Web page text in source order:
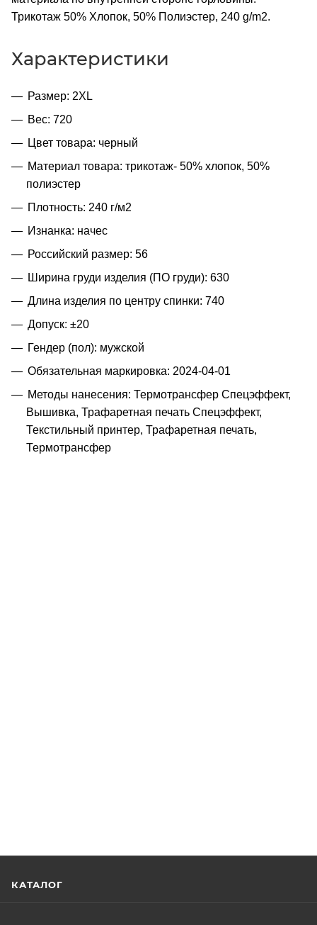
Трикотаж 50% Хлопок, 50% Полиэстер, 240 g/m2.
Характеристики
Размер: 2XL
Вес: 720
Цвет товара: черный
Материал товара: трикотаж- 50% хлопок, 50%
полиэстер
Плотность: 240 г/м2
Изнанка: начес
Российский размер: 56
Ширина груди изделия (ПО груди): 630
Длина изделия по центру спинки: 740
Допуск: ±20
Гендер (пол): мужской
Обязательная маркировка: 2024-04-01
Методы нанесения: Термотрансфер Спецэффект,
Вышивка, Трафаретная печать Спецэффект,
Текстильный принтер, Трафаретная печать,
Термотрансфер
КАТАЛОГ